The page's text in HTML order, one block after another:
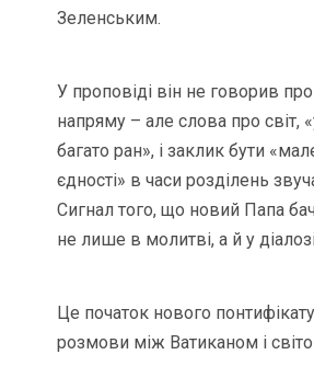
Зеленським.
У проповіді він не говорив
напряму – але слова про світ,
багато ран», і заклик бути
єдності» в часи розділень
Сигнал того, що новий Папа
не лише в молитві, а й у
Це початок нового
розмови між Ватиканом і